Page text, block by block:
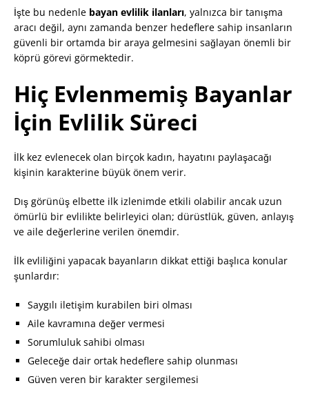
İşte bu nedenle bayan evlilik ilanları, yalnızca bir tanışma
aracı değil, aynı zamanda benzer hedeflere sahip insanların
güvenli bir ortamda bir araya gelmesini sağlayan önemli bir
köprü görevi görmektedir.
Hiç Evlenmemiş Bayanlar
İçin Evlilik Süreci
İlk kez evlenecek olan birçok kadın, hayatını paylaşacağı
kişinin karakterine büyük önem verir.
Dış görünüş elbette ilk izlenimde etkili olabilir ancak uzun
ömürlü bir evlilikte belirleyici olan; dürüstlük, güven, anlayış
ve aile değerlerine verilen önemdir.
İlk evliliğini yapacak bayanların dikkat ettiği başlıca konular
şunlardır:
Saygılı iletişim kurabilen biri olması
Aile kavramına değer vermesi
Sorumluluk sahibi olması
Geleceğe dair ortak hedeflere sahip olunması
Güven veren bir karakter sergilemesi